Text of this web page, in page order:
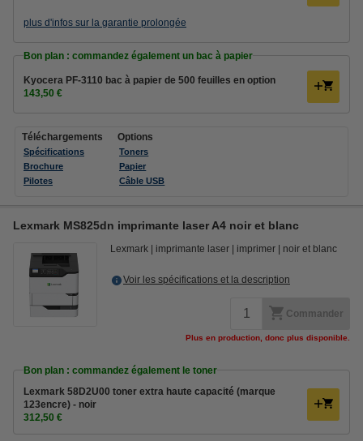
plus d'infos sur la garantie prolongée
Bon plan : commandez également un bac à papier
Kyocera PF-3110 bac à papier de 500 feuilles en option
143,50 €
Téléchargements
Spécifications
Brochure
Pilotes
Options
Toners
Papier
Câble USB
Lexmark MS825dn imprimante laser A4 noir et blanc
Lexmark imprimante laser imprimer noir et blanc
Voir les spécifications et la description
Commander
Plus en production, donc plus disponible.
Bon plan : commandez également le toner
Lexmark 58D2U00 toner extra haute capacité (marque
123encre) - noir
312,50 €